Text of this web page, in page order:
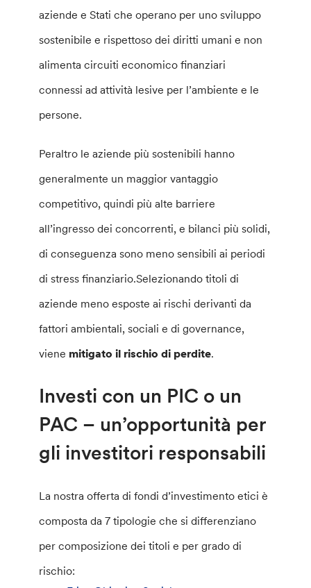
aziende e Stati che operano per uno sviluppo
sostenibile e rispettoso dei diritti umani e non
alimenta circuiti economico finanziari
connessi ad attività lesive per l’ambiente e le
persone.
Peraltro le aziende più sostenibili hanno
generalmente un maggior vantaggio
competitivo, quindi più alte barriere
all’ingresso dei concorrenti, e bilanci più solidi,
di conseguenza sono meno sensibili ai periodi
di stress finanziario.Selezionando titoli di
aziende meno esposte ai rischi derivanti da
fattori ambientali, sociali e di governance,
viene mitigato il rischio di perdite.
Investi con un PIC o un
PAC – un’opportunità per
gli investitori responsabili
La nostra offerta di fondi d’investimento etici è
composta da 7 tipologie che si differenziano
per composizione dei titoli e per grado di
rischio: